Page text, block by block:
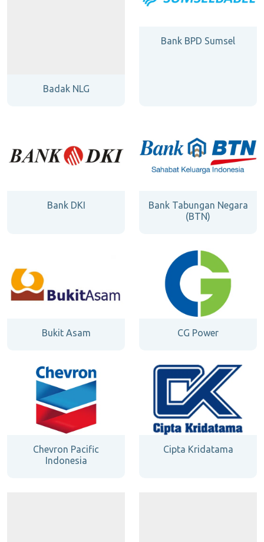
Badak NLG
Bank BPD Sumsel
Bank DKI
Bank Tabungan Negara
(BTN)
Bukit Asam CG Power
Chevron Pacific
Indonesia
Cipta Kridatama